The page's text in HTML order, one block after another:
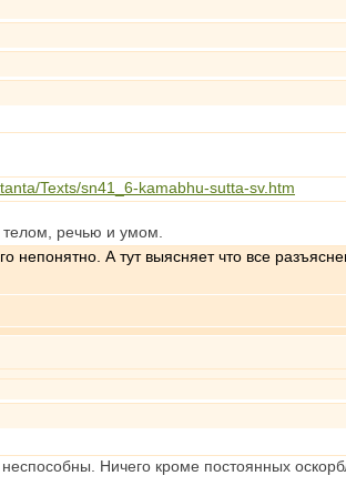
Texts/sn41_6-kamabhu-sutta-sv.htm
речью и умом.
А тут выясняет что все
Ничего кроме постоянных